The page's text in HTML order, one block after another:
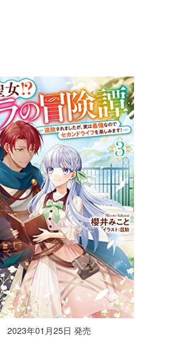
2023年01月25日 発売